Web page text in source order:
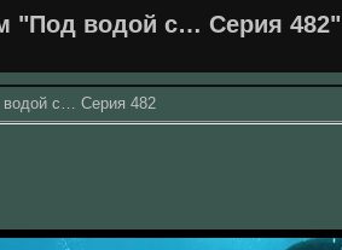
"Под водой с… Серия 482"
водой с… Серия 482